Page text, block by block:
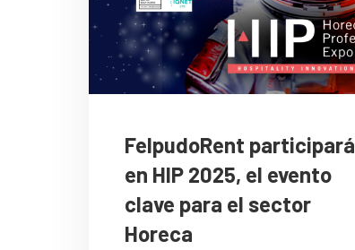
FelpudoRent participará
en HIP 2025, el evento
clave para el sector
Horeca